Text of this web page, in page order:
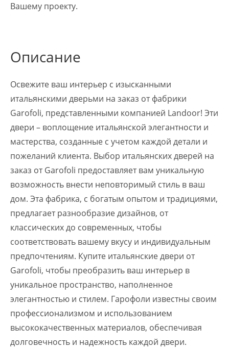
Вашему проекту.
Описание
Освежите ваш интерьер с изысканными
итальянскими дверьми на заказ от фабрики
Garofoli, представленными компанией Landoor! Эти
двери – воплощение итальянской элегантности и
мастерства, созданные с учетом каждой детали и
пожеланий клиента. Выбор итальянских дверей на
заказ от Garofoli предоставляет вам уникальную
возможность внести неповторимый стиль в ваш
дом. Эта фабрика, с богатым опытом и традициями,
предлагает разнообразие дизайнов, от
классических до современных, чтобы
соответствовать вашему вкусу и индивидуальным
предпочтениям. Купите итальянские двери от
Garofoli, чтобы преобразить ваш интерьер в
уникальное пространство, наполненное
элегантностью и стилем. Гарофоли известны своим
профессионализмом и использованием
высококачественных материалов, обеспечивая
долговечность и надежность каждой двери.